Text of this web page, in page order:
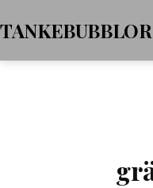
till
innehåll
TANKEBUBBLOR